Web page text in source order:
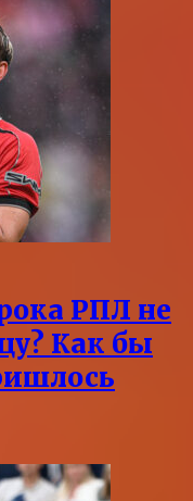
РПЛ не
Как бы